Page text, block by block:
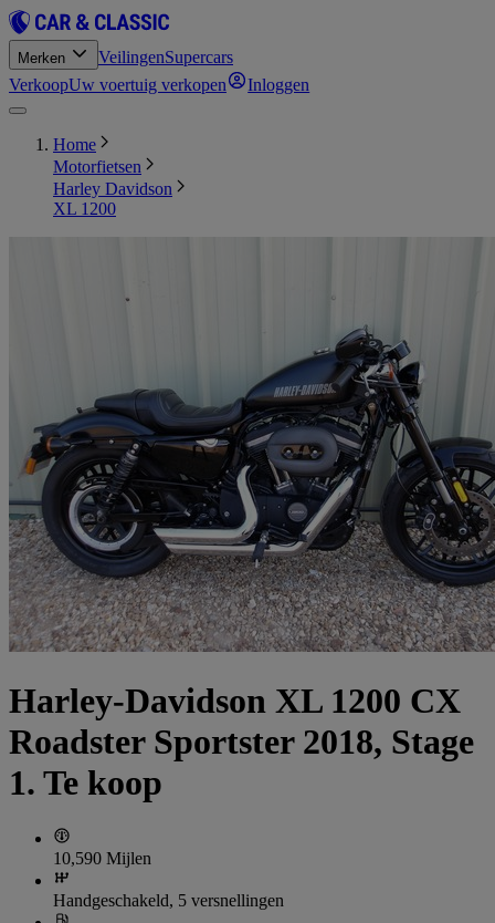
Merken VeilingenSupercars
VerkoopUw voertuig verkopen Inloggen
Home
Motorfietsen
Harley Davidson
XL 1200
Harley-Davidson XL 1200 CX
Roadster Sportster 2018, Stage
1. Te koop
10,590 Mijlen
Handgeschakeld, 5 versnellingen